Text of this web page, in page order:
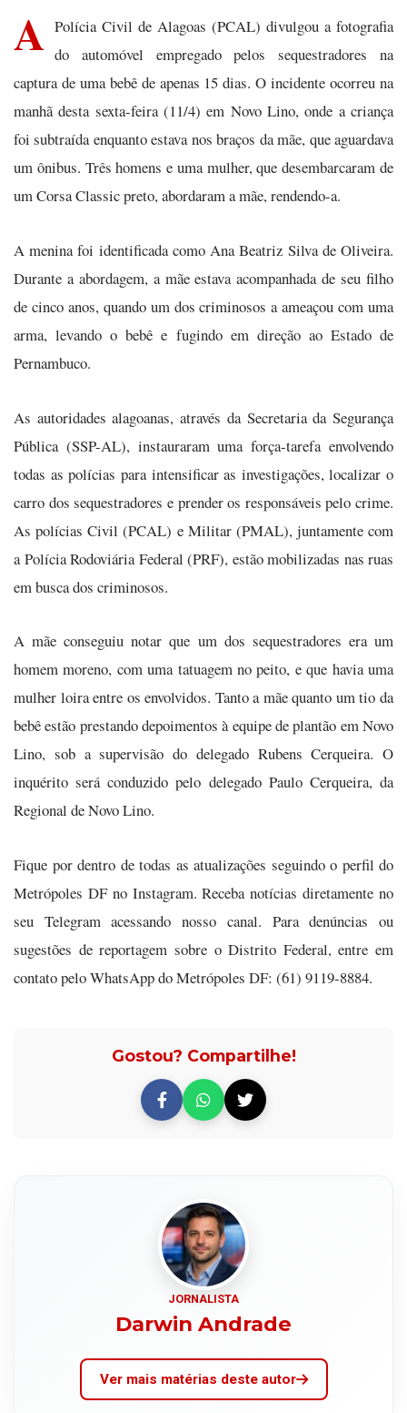
A Polícia Civil de Alagoas (PCAL) divulgou a fotografia
do automóvel empregado pelos sequestradores na
captura de uma bebê de apenas 15 dias. O incidente ocorreu na
manhã desta sexta-feira (11/4) em Novo Lino, onde a criança
foi subtraída enquanto estava nos braços da mãe, que aguardava
um ônibus. Três homens e uma mulher, que desembarcaram de
um Corsa Classic preto, abordaram a mãe, rendendo-a.
A menina foi identificada como Ana Beatriz Silva de Oliveira.
Durante a abordagem, a mãe estava acompanhada de seu filho
de cinco anos, quando um dos criminosos a ameaçou com uma
arma, levando o bebê e fugindo em direção ao Estado de
Pernambuco.
As autoridades alagoanas, através da Secretaria da Segurança
Pública (SSP-AL), instauraram uma força-tarefa envolvendo
todas as polícias para intensificar as investigações, localizar o
carro dos sequestradores e prender os responsáveis pelo crime.
As polícias Civil (PCAL) e Militar (PMAL), juntamente com
a Polícia Rodoviária Federal (PRF), estão mobilizadas nas ruas
em busca dos criminosos.
A mãe conseguiu notar que um dos sequestradores era um
homem moreno, com uma tatuagem no peito, e que havia uma
mulher loira entre os envolvidos. Tanto a mãe quanto um tio da
bebê estão prestando depoimentos à equipe de plantão em Novo
Lino, sob a supervisão do delegado Rubens Cerqueira. O
inquérito será conduzido pelo delegado Paulo Cerqueira, da
Regional de Novo Lino.
Fique por dentro de todas as atualizações seguindo o perfil do
Metrópoles DF no Instagram. Receba notícias diretamente no
seu Telegram acessando nosso canal. Para denúncias ou
sugestões de reportagem sobre o Distrito Federal, entre em
contato pelo WhatsApp do Metrópoles DF: (61) 9119-8884.
Gostou? Compartilhe!
JORNALISTA
Darwin Andrade
Ver mais matérias deste autor